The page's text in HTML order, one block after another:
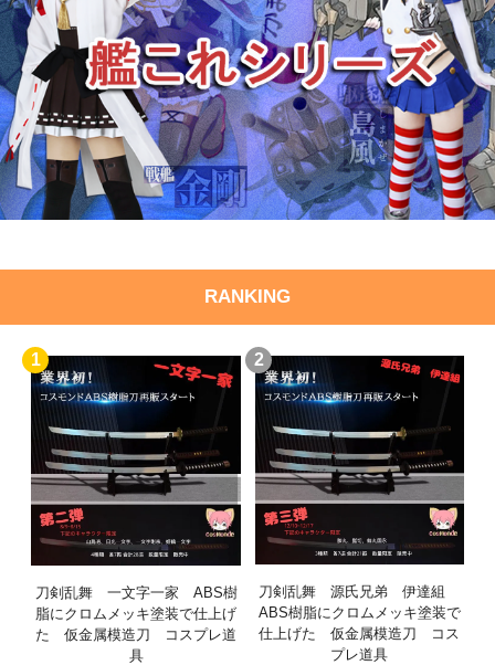
RANKING
1
刀剣乱舞 一文字一家 ABS樹
脂にクロムメッキ塗装で仕上げ
た 仮金属模造刀 コスプレ道
具
2
刀剣乱舞 源氏兄弟 伊達組
ABS樹脂にクロムメッキ塗装で
仕上げた 仮金属模造刀 コス
プレ道具